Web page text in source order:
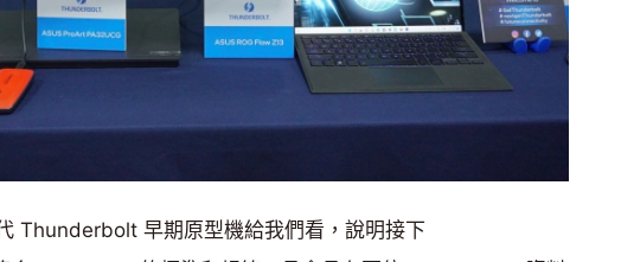
Thunderbolt 早期原型機給我們看，說明接下